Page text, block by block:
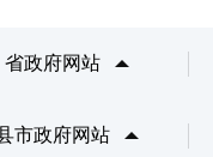
省政府网站
市政府网站